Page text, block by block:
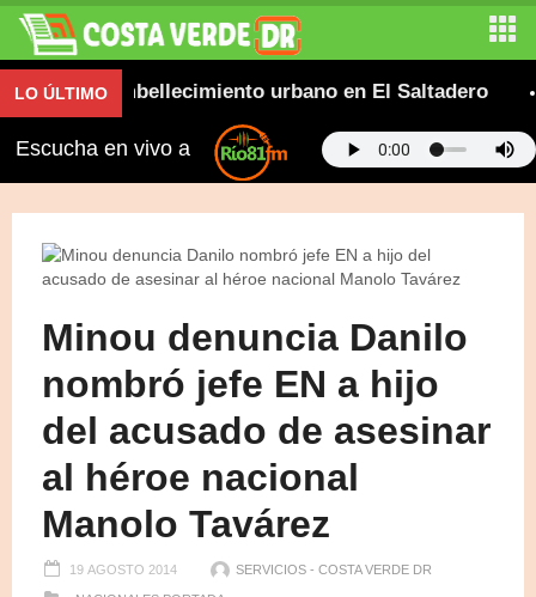
LO ÚLTIMO
y embellecimiento urbano en El Saltadero
Escucha en vivo a
Minou denuncia Danilo
nombró jefe EN a hijo
del acusado de asesinar
al héroe nacional
Manolo Tavárez
19 AGOSTO 2014 SERVICIOS - COSTA VERDE DR